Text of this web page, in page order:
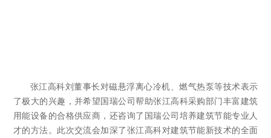
张江高科刘董事长对磁悬浮离心冷机、燃气热泵等技术表示
了极大的兴趣，并希望国瑞公司帮助张江高科采购部门丰富建筑
用能设备的合格供应商，还咨询了国瑞公司培养建筑节能专业人
才的方法。此次交流会加深了张江高科对建筑节能新技术的全面